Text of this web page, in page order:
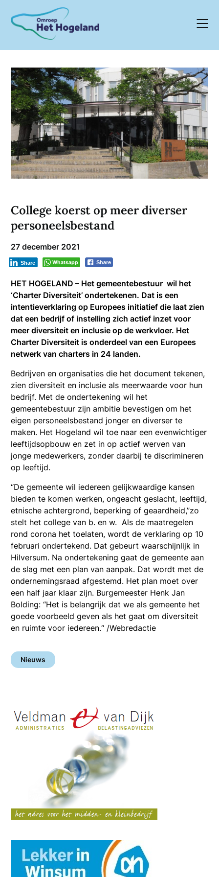
content
College koerst op meer diverser
personeelsbestand
27 december 2021
Whatsapp Share
Share
HET HOGELAND – Het gemeentebestuur wil het
‘Charter Diversiteit’ ondertekenen. Dat is een
intentieverklaring op Europees initiatief die laat zien
dat een bedrijf of instelling zich actief inzet voor
meer diversiteit en inclusie op de werkvloer. Het
Charter Diversiteit is onderdeel van een Europees
netwerk van charters in 24 landen.
Bedrijven en organisaties die het document tekenen,
zien diversiteit en inclusie als meerwaarde voor hun
bedrijf. Met de ondertekening wil het
gemeentebestuur zijn ambitie bevestigen om het
eigen personeelsbestand jonger en diverser te
maken. Het Hogeland wil toe naar een evenwichtiger
leeftijdsopbouw en zet in op actief werven van
jonge medewerkers, zonder daarbij te discrimineren
op leeftijd.
“De gemeente wil iedereen gelijkwaardige kansen
bieden te komen werken, ongeacht geslacht, leeftijd,
etnische achtergrond, beperking of geaardheid,”zo
stelt het college van b. en w. Als de maatregelen
rond corona het toelaten, wordt de verklaring op 10
februari ondertekend. Dat gebeurt waarschijnlijk in
Hilversum. Na ondertekening gaat de gemeente aan
de slag met een plan van aanpak. Dat wordt met de
ondernemingsraad afgestemd. Het plan moet over
een half jaar klaar zijn. Burgemeester Henk Jan
Bolding: “Het is belangrijk dat we als gemeente het
goede voorbeeld geven als het gaat om diversiteit
en ruimte voor iedereen.“ /Webredactie
Nieuws